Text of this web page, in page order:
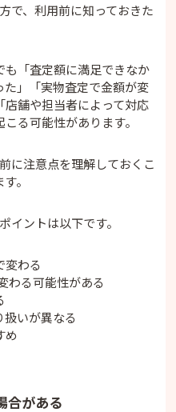
で、利用前に知っておきた
も「査定額に満足できなか
た」「実物査定で金額が変
舗や担当者によって対応
る可能性があります。
に注意点を理解しておくこ
。
イントは以下です。
変わる
わる可能性がある
扱いが異なる
め
合がある